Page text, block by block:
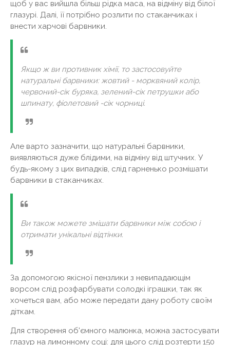
щоб у вас вийшла більш рідка маса, на відміну від білої
глазурі. Далі, її потрібно розлити по стаканчиках і
внести харчові барвники.
Якщо ж ви противник хімії, то застосовуйте
натуральні барвники: жовтий - морквяний колір,
червоний-сік буряка, зелений-сік петрушки або
шпинату, фіолетовий -сік чорниці.
Але варто зазначити, що натуральні барвники,
виявляються дуже блідими, на відміну від штучних. У
будь-якому з цих випадків, слід гарненько розмішати
барвники в стаканчиках.
Ви також можете змішати барвники між собою і
отримати унікальні відтінки.
За допомогою якісної пензлики з невипадающім
ворсом слід розфарбувати солодкі іграшки, так як
хочеться вам, або може передати дану роботу своїм
діткам.
Для створення об'ємного малюнка, можна застосувати
глазур на лимонному соці: для цього слід розтерти 150